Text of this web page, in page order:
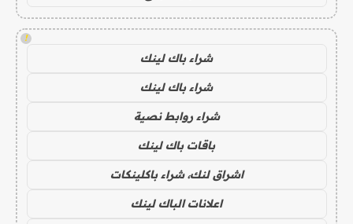
!
شراء باك لينك
شراء باك لينك
شراء روابط نصية
باقات باك لينك
اشراق لنك، شراء باكلينكات
اعلانات الباك لينك